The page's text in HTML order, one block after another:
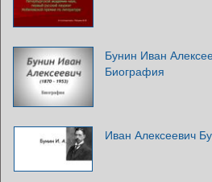
Бунин Иван
Биография
Иван Алексеевич